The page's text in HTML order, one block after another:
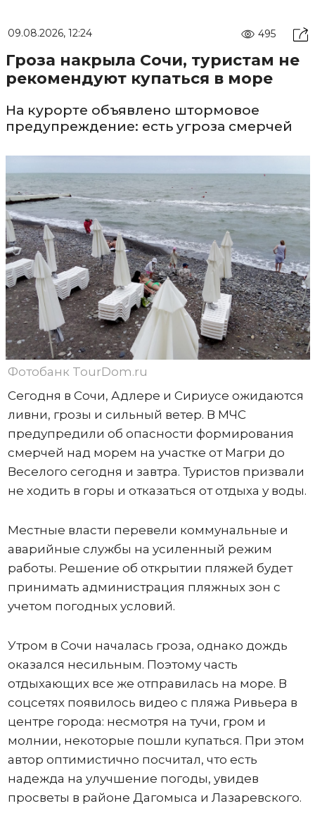
09.08.2026, 12:24 495
Гроза накрыла Сочи, туристам не
рекомендуют купаться в море
На курорте объявлено штормовое
предупреждение: есть угроза смерчей
Фотобанк TourDom.ru
Сегодня в Сочи, Адлере и Сириусе ожидаются
ливни, грозы и сильный ветер. В МЧС
предупредили об опасности формирования
смерчей над морем на участке от Магри до
Веселого сегодня и завтра. Туристов призвали
не ходить в горы и отказаться от отдыха у воды.
Местные власти перевели коммунальные и
аварийные службы на усиленный режим
работы. Решение об открытии пляжей будет
принимать администрация пляжных зон с
учетом погодных условий.
Утром в Сочи началась гроза, однако дождь
оказался несильным. Поэтому часть
отдыхающих все же отправилась на море. В
соцсетях появилось видео с пляжа Ривьера в
центре города: несмотря на тучи, гром и
молнии, некоторые пошли купаться. При этом
автор оптимистично посчитал, что есть
надежда на улучшение погоды, увидев
просветы в районе Дагомыса и Лазаревского.